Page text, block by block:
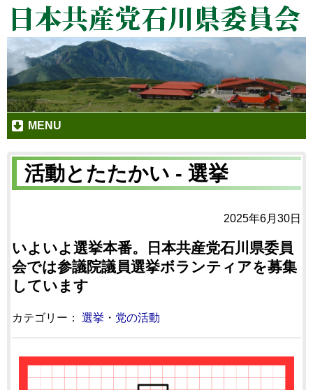
MENU
活動とたたかい - 選挙
2025年6月30日
いよいよ選挙本番。日本共産党石川県委員
会では参議院議員選挙ボランティアを募集
しています
カテゴリー： 選挙 ・ 党の活動